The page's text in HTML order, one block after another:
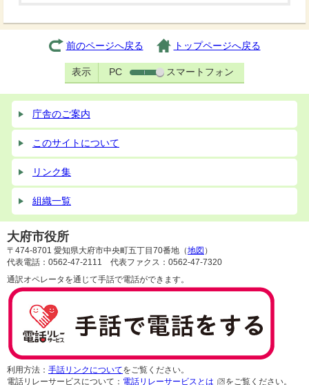
前のページへ戻る トップページへ戻る
表示 PC スマートフォン
庁舎のご案内
このサイトについて
リンク集
組織一覧
大府市役所
〒474-8701 愛知県大府市中央町五丁目70番地（地図 ）
代表電話：0562-47-2111 代表ファクス：0562-47-7320
通訳オペレータを通じて手話で電話ができます。
利用方法： 手話リンクについてをご覧ください。
電話リレーサービスについて： 電話リレーサービスとは をご覧ください。